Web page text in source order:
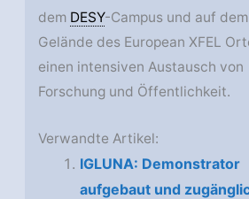
dem DESY-Campus und auf dem
Gelände des European XFEL
einen intensiven Austausch von
Forschung und Öffentlichkeit.
Verwandte Artikel:
IGLUNA: Demonstrator
aufgebaut und